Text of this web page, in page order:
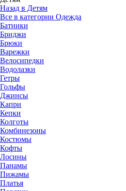
Назад в Детям
Все в категории Одежда
Батники
Бриджи
Брюки
Варежки
Велосипедки
Водолазки
Гетры
Гольфы
Джинсы
Капри
Кепки
Колготы
Комбинезоны
Костюмы
Кофты
Лосины
Панамы
Пижамы
Платья